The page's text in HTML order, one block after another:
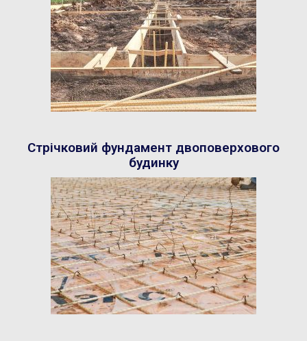
Стрічковий фундамент двоповерхового
будинку